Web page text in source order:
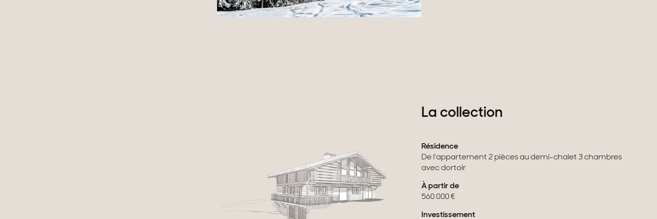
La collection
Résidence
De l'appartement 2 pièces au demi-chalet 3 chambres
avec dortoir
À partir de
560 000 €
Investissement